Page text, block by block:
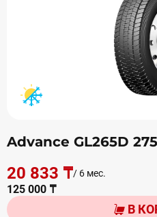
Advance GL265D
20 833 ₸/ 6 мес.
125 000 ₸
В